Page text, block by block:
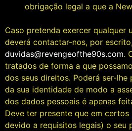
obrigação legal a que a
Caso pretenda exercer qualquer
deverá contactar-nos, por
duvidas@revengeofthe90s.com.
tratados de forma a que
dos seus direitos. Poderá ser-
da sua identidade de modo a
dos dados pessoais é apenas
Deve ter presente que em
devido a requisitos legais) o seu